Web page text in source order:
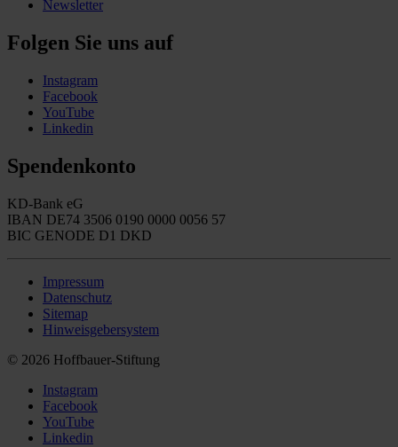
Newsletter
Folgen Sie uns auf
Instagram
Facebook
YouTube
Linkedin
Spendenkonto
KD-Bank eG
IBAN DE74 3506 0190 0000 0056 57
BIC GENODE D1 DKD
Impressum
Datenschutz
Sitemap
Hinweisgebersystem
© 2026 Hoffbauer-Stiftung
Instagram
Facebook
YouTube
Linkedin